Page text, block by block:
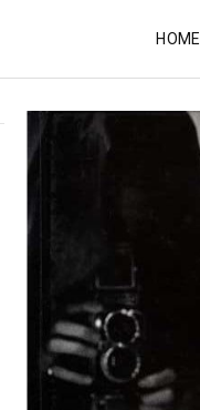
HOME